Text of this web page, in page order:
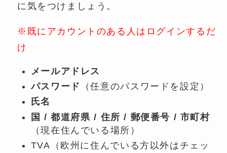
に気をつけましょう。
※既にアカウントのある人はログインするだ
け
メールアドレス
パスワード
（任意のパスワードを設定）
氏名
国 / 都道府県 / 住所 / 郵便番号 / 市町村
（現在住んでいる場所）
TVA（欧州に住んでいる方以外はチェッ